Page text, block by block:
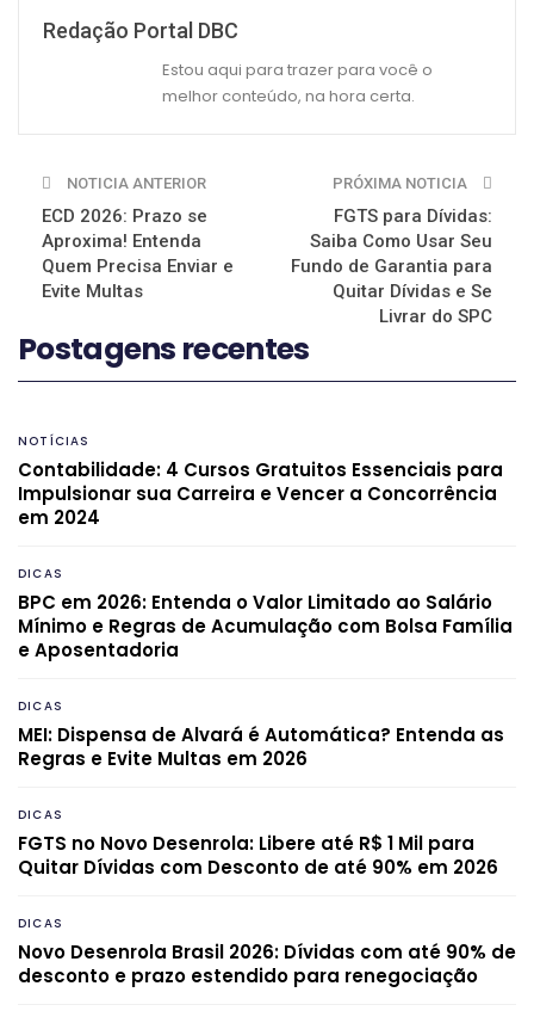
Redação Portal DBC
Estou aqui para trazer para você o
melhor conteúdo, na hora certa.
NOTICIA ANTERIOR
ECD 2026: Prazo se
Aproxima! Entenda
Quem Precisa Enviar e
Evite Multas
PRÓXIMA NOTICIA
FGTS para Dívidas:
Saiba Como Usar Seu
Fundo de Garantia para
Quitar Dívidas e Se
Livrar do SPC
Postagens recentes
NOTÍCIAS
Contabilidade: 4 Cursos Gratuitos Essenciais para
Impulsionar sua Carreira e Vencer a Concorrência
em 2024
DICAS
BPC em 2026: Entenda o Valor Limitado ao Salário
Mínimo e Regras de Acumulação com Bolsa Família
e Aposentadoria
DICAS
MEI: Dispensa de Alvará é Automática? Entenda as
Regras e Evite Multas em 2026
DICAS
FGTS no Novo Desenrola: Libere até R$ 1 Mil para
Quitar Dívidas com Desconto de até 90% em 2026
DICAS
Novo Desenrola Brasil 2026: Dívidas com até 90% de
desconto e prazo estendido para renegociação